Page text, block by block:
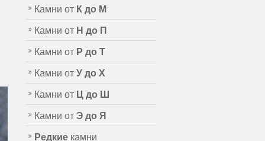
Камни от К до М
Камни от Н до П
Камни от Р до Т
Камни от У до Х
Камни от Ц до Ш
Камни от Э до Я
Редкие камни